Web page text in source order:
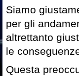
Siamo
per gli
altrettanto
le
Questa